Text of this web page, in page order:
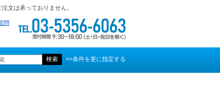
文は承っておりません。
問
>>条件を更に指定する